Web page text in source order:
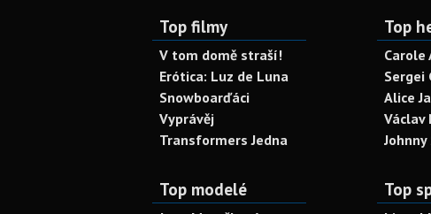
Top filmy
V tom domě straší!
Erótica: Luz de Luna
Snowboarďáci
Vyprávěj
Transformers Jedna
Top
Carole
Sergei
Alice
Václav
Johnny
Top modelé Top